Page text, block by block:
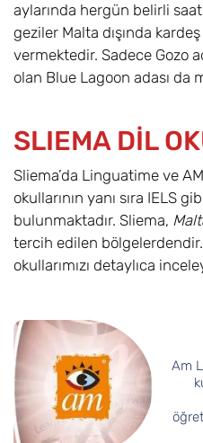
aylarında hergün belirli
geziler Malta dışında
vermektedir. Sadece Gozo
olan Blue Lagoon adası da
SLIEMA DİL
Sliema’da Linguatime ve
okullarının yanı sıra IELS
bulunmaktadır. Sliema,
tercih edilen bölgelerdendir.
okullarımızı detaylıca
Am